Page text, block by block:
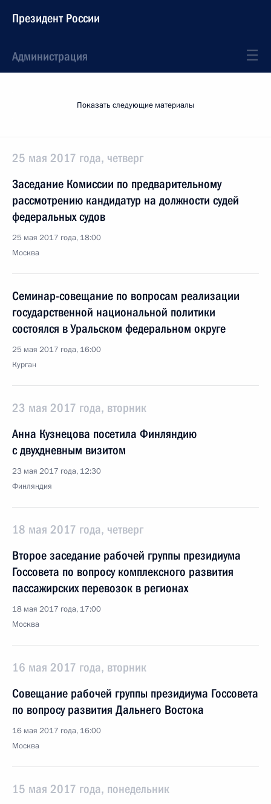
Президент России
Администрация
Показать следующие материалы
25 мая 2017 года, четверг
Заседание Комиссии по предварительному
рассмотрению кандидатур на должности судей
федеральных судов
25 мая 2017 года, 18:00
Москва
Семинар-совещание по вопросам реализации
государственной национальной политики
состоялся в Уральском федеральном округе
25 мая 2017 года, 16:00
Курган
23 мая 2017 года, вторник
Анна Кузнецова посетила Финляндию
с двухдневным визитом
23 мая 2017 года, 12:30
Финляндия
18 мая 2017 года, четверг
Второе заседание рабочей группы президиума
Госсовета по вопросу комплексного развития
пассажирских перевозок в регионах
18 мая 2017 года, 17:00
Москва
16 мая 2017 года, вторник
Совещание рабочей группы президиума Госсовета
по вопросу развития Дальнего Востока
16 мая 2017 года, 16:00
Москва
15 мая 2017 года, понедельник